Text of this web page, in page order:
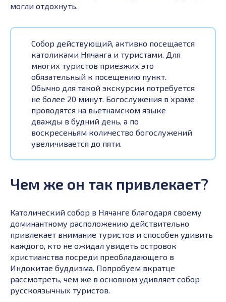
могли отдохнуть.
Собор действующий, активно посещается
католиками Нячанга и туристами. Для
многих туристов приезжих это
обязательный к посещению пункт.
Обычно для такой экскурсии потребуется
не более 20 минут. Богослужения в храме
проводятся на вьетнамском языке
дважды в будний день, а по
воскресеньям количество богослужений
увеличивается до пяти.
Чем же он так привлекает?
Католический собор в Нячанге благодаря своему
доминантному расположению действительно
привлекает внимание туристов и способен удивить
каждого, кто не ожидал увидеть островок
христианства посреди преобладающего в
Индокитае буддизма. Попробуем вкратце
рассмотреть, чем же в основном удивляет собор
русскоязычных туристов.